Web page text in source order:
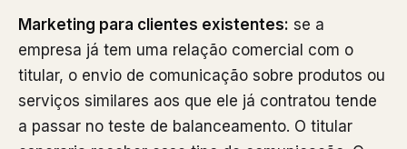
Marketing para clientes existentes: se a
empresa já tem uma relação comercial com o
titular, o envio de comunicação sobre produtos ou
serviços similares aos que ele já contratou tende
a passar no teste de balanceamento. O titular